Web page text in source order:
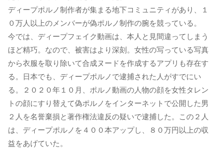
ディープポルノ制作者が集まる地下コミュニティがあり、１
０万人以上のメンバーが偽ポルノ制作の腕を競っている。
今では、ディープフェイク動画は、本人と見間違ってしまう
ほど精巧。なので、被害はより深刻。女性の写っている写真
から衣服を取り除いて合成ヌードを作成するアプリも存在す
る。日本でも、ディープポルノで逮捕された人がすでにい
る。２０２０年１０月、ポルノ動画の人物の顔を女性タレン
トの顔にすり替えて偽ポルノをインターネットで公開した男
２人を名誉棄損と著作権法違反の疑いで逮捕した。この２人
は、ディープポルノを４００本アップし、８０万円以上の収
益をあげていた。